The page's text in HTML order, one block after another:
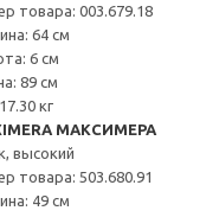
товара: 003.679.18
64 см
6 см
89 см
кг
МАКСИМЕРА
высокий
товара: 503.680.91
49 см